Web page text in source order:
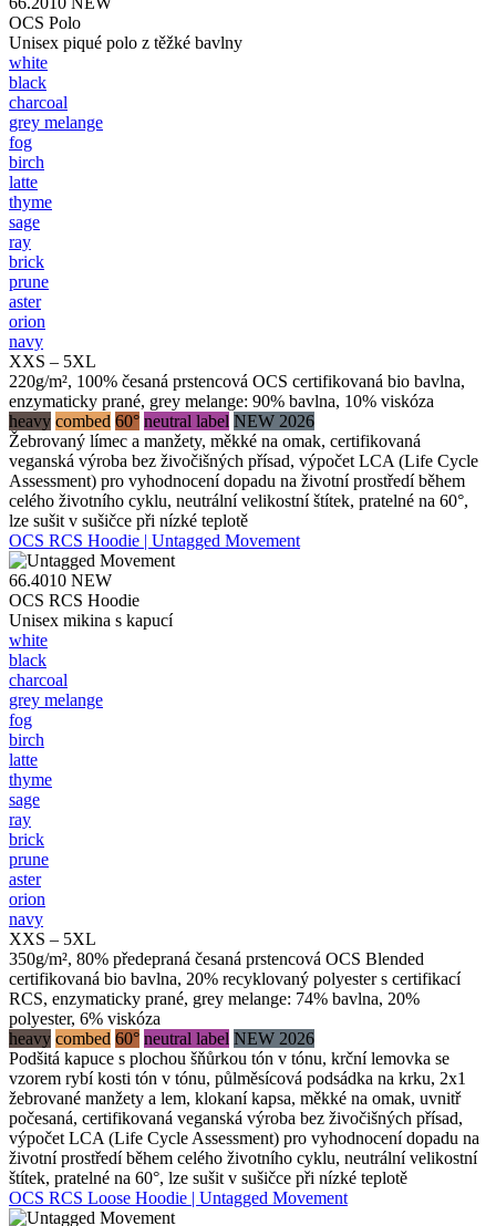
OCS Polo
Unisex piqué polo z těžké bavlny
white
black
charcoal
grey melange
fog
birch
latte
thyme
sage
ray
brick
prune
aster
orion
navy
XXS – 5XL
220g/m², 100% česaná prstencová OCS certifikovaná bio bavlna,
enzymaticky prané, grey melange: 90% bavlna, 10% viskóza
heavy combed 60° neutral label NEW 2026
Žebrovaný límec a manžety, měkké na omak, certifikovaná
veganská výroba bez živočišných přísad, výpočet LCA (Life Cycle
Assessment) pro vyhodnocení dopadu na životní prostředí během
celého životního cyklu, neutrální velikostní štítek, pratelné na 60°,
lze sušit v sušičce při nízké teplotě
OCS RCS Hoodie | Untagged Movement
66.4010 NEW
OCS RCS Hoodie
Unisex mikina s kapucí
white
black
charcoal
grey melange
fog
birch
latte
thyme
sage
ray
brick
prune
aster
orion
navy
XXS – 5XL
350g/m², 80% předepraná česaná prstencová OCS Blended
certifikovaná bio bavlna, 20% recyklovaný polyester s certifikací
RCS, enzymaticky prané, grey melange: 74% bavlna, 20%
polyester, 6% viskóza
heavy combed 60° neutral label NEW 2026
Podšitá kapuce s plochou šňůrkou tón v tónu, krční lemovka se
vzorem rybí kosti tón v tónu, půlměsícová podsádka na krku, 2x1
žebrované manžety a lem, klokaní kapsa, měkké na omak, uvnitř
počesaná, certifikovaná veganská výroba bez živočišných přísad,
výpočet LCA (Life Cycle Assessment) pro vyhodnocení dopadu na
životní prostředí během celého životního cyklu, neutrální velikostní
štítek, pratelné na 60°, lze sušit v sušičce při nízké teplotě
OCS RCS Loose Hoodie | Untagged Movement